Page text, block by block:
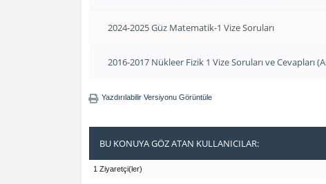
2024-2025 Güz Matematik-1 Vize Soruları
2016-2017 Nükleer Fizik 1 Vize Soruları ve Cevapları
Yazdırılabilir Versiyonu Görüntüle
BU KONUYA GÖZ ATAN KULLANICILAR:
1 Ziyaretçi(ler)